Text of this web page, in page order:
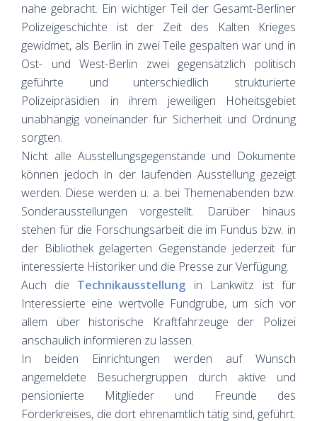
nahe gebracht. Ein wichtiger Teil der Gesamt-Berliner
Polizeigeschichte ist der Zeit des Kalten Krieges
gewidmet, als Berlin in zwei Teile gespalten war und in
Ost- und West-Berlin zwei gegensätzlich politisch
geführte und unterschiedlich strukturierte
Polizeipräsidien in ihrem jeweiligen Hoheitsgebiet
unabhängig voneinander für Sicherheit und Ordnung
sorgten.
Nicht alle Ausstellungsgegenstände und Dokumente
können jedoch in der laufenden Ausstellung gezeigt
werden. Diese werden u. a. bei Themenabenden bzw.
Sonderausstellungen vorgestellt. Darüber hinaus
stehen für die Forschungsarbeit die im Fundus bzw. in
der Bibliothek gelagerten Gegenstände jederzeit für
interessierte Historiker und die Presse zur Verfügung.
Auch die Technikausstellung in Lankwitz ist für
Interessierte eine wertvolle Fundgrube, um sich vor
allem über historische Kraftfahrzeuge der Polizei
anschaulich informieren zu lassen.
In beiden Einrichtungen werden auf Wunsch
angemeldete Besuchergruppen durch aktive und
pensionierte Mitglieder und Freunde des
Förderkreises, die dort ehrenamtlich tätig sind, geführt.